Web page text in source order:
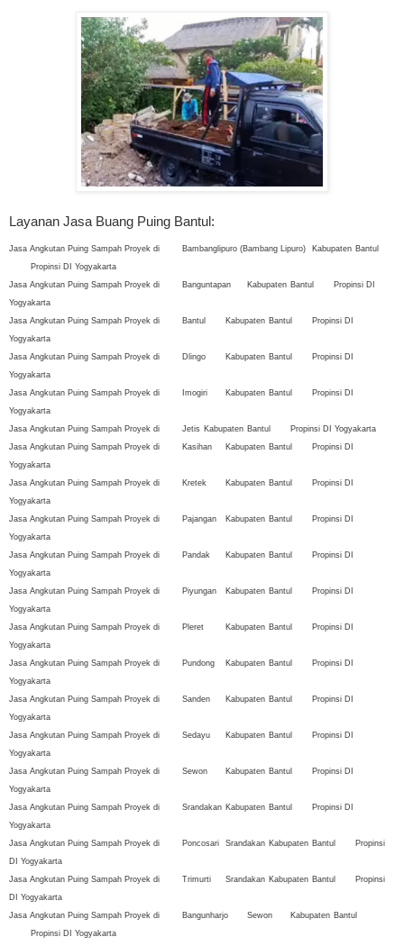
Layanan Jasa Buang Puing Bantul:
Jasa Angkutan Puing Sampah Proyek di Bambanglipuro (Bambang Lipuro) Kabupaten Bantul
Propinsi DI Yogyakarta
Jasa Angkutan Puing Sampah Proyek di
Banguntapan Kabupaten Bantul
Propinsi DI
Yogyakarta
Jasa Angkutan Puing Sampah Proyek di
Bantul Kabupaten Bantul
Propinsi DI
Yogyakarta
Jasa Angkutan Puing Sampah Proyek di
Dlingo Kabupaten Bantul
Propinsi DI
Yogyakarta
Jasa Angkutan Puing Sampah Proyek di
Imogiri Kabupaten Bantul
Propinsi DI
Yogyakarta
Jasa Angkutan Puing Sampah Proyek di
Jetis Kabupaten Bantul
Propinsi DI Yogyakarta
Jasa Angkutan Puing Sampah Proyek di
Kasihan Kabupaten Bantul
Propinsi DI
Yogyakarta
Jasa Angkutan Puing Sampah Proyek di
Kretek Kabupaten Bantul
Propinsi DI
Yogyakarta
Jasa Angkutan Puing Sampah Proyek di
Pajangan Kabupaten Bantul
Propinsi DI
Yogyakarta
Jasa Angkutan Puing Sampah Proyek di
Pandak Kabupaten Bantul
Propinsi DI
Yogyakarta
Jasa Angkutan Puing Sampah Proyek di
Piyungan Kabupaten Bantul
Propinsi DI
Yogyakarta
Jasa Angkutan Puing Sampah Proyek di
Pleret Kabupaten Bantul
Propinsi DI
Yogyakarta
Jasa Angkutan Puing Sampah Proyek di
Pundong Kabupaten Bantul
Propinsi DI
Yogyakarta
Jasa Angkutan Puing Sampah Proyek di
Sanden Kabupaten Bantul
Propinsi DI
Yogyakarta
Jasa Angkutan Puing Sampah Proyek di
Sedayu Kabupaten Bantul
Propinsi DI
Yogyakarta
Jasa Angkutan Puing Sampah Proyek di
Sewon Kabupaten Bantul
Propinsi DI
Yogyakarta
Jasa Angkutan Puing Sampah Proyek di
Srandakan Kabupaten Bantul
Propinsi DI
Yogyakarta
Jasa Angkutan Puing Sampah Proyek di
Poncosari Srandakan Kabupaten Bantul
Propinsi
DI Yogyakarta
Jasa Angkutan Puing Sampah Proyek di
Trimurti Srandakan Kabupaten Bantul
Propinsi
DI Yogyakarta
Jasa Angkutan Puing Sampah Proyek di
Bangunharjo Sewon Kabupaten Bantul
Propinsi DI Yogyakarta